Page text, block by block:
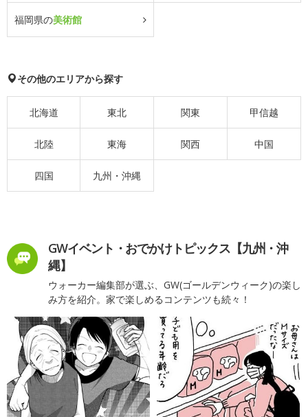
福岡県の美術館
その他のエリアから探す
北海道 東北 関東 甲信越
北陸 東海 関西 中国
四国 九州・沖縄
GWイベント・おでかけトピックス【九州・沖
縄】
ウォーカー編集部が選ぶ、GW(ゴールデンウィーク)の楽し
み方を紹介。家で楽しめるコンテンツも続々！